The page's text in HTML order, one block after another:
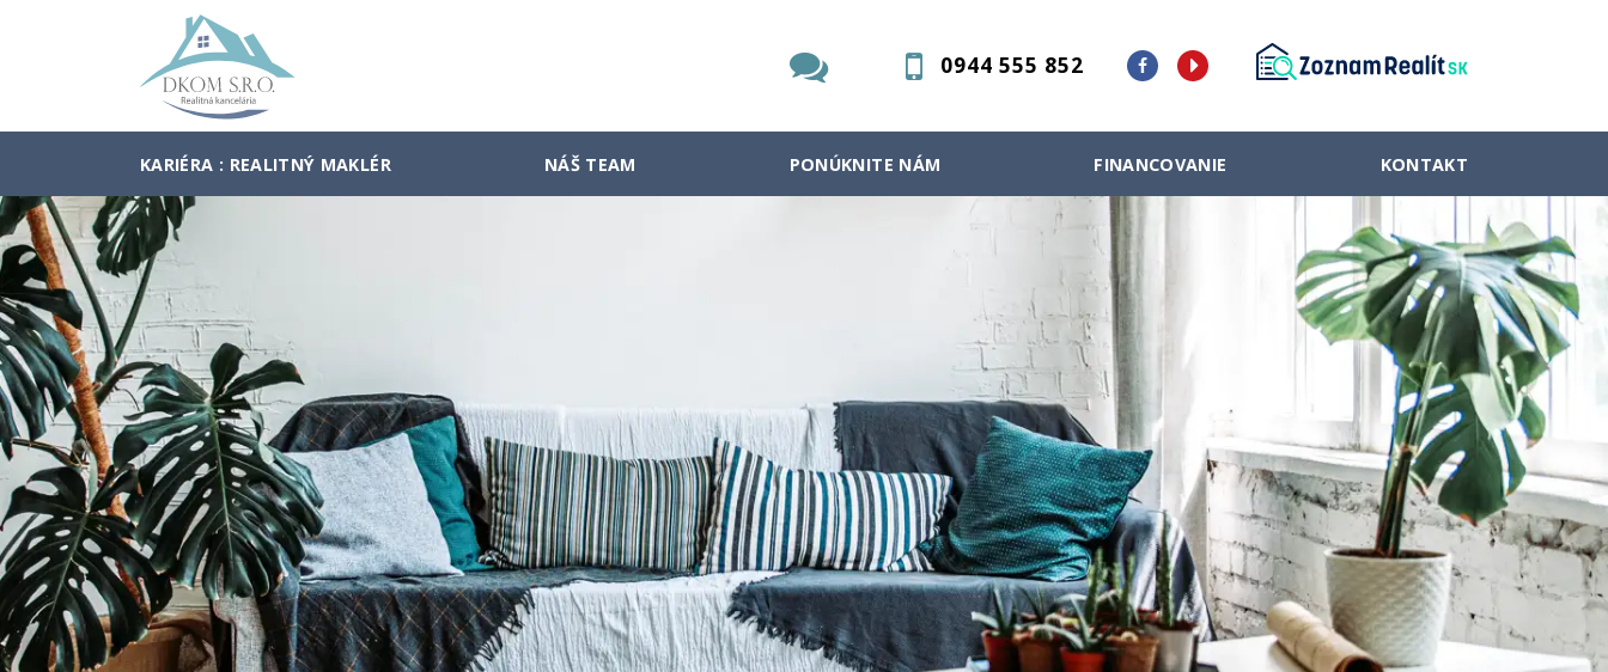
0944 555 852
KARIÉRA : REALITNÝ MAKLÉR NÁŠ TEAM PONÚKNITE NÁM FINANCOVANIE KONTAKT